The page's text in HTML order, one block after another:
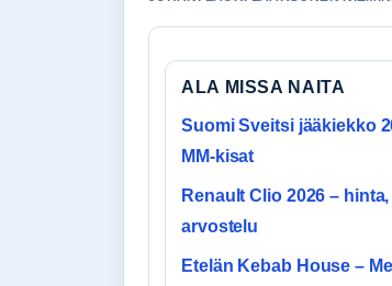
ALA MISSA NAITA
Suomi Sveitsi jääkiekko
MM-kisat
Renault Clio 2026 –
arvostelu
Etelän Kebab House –